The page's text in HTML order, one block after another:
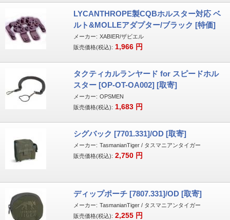
LYCANTHROPE製CQBホルスター対応 ベ
ルト&MOLLEアダプター/ブラック [特価]
メーカー: XABIER/ザビエル
販売価格(税込): 1,966 円
タクティカルランヤード for スピードホル
スター [OP-OT-OA002] [取寄]
メーカー: OPSMEN
販売価格(税込): 1,683 円
シグバック [7701.331]/OD [取寄]
メーカー: TasmanianTiger / タスマニアンタイガー
販売価格(税込): 2,750 円
ディップポーチ [7807.331]/OD [取寄]
メーカー: TasmanianTiger / タスマニアンタイガー
販売価格(税込): 2,255 円